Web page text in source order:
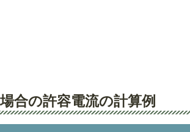
合の許容電流の計算例